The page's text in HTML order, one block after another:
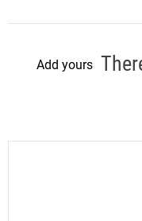
Add yours